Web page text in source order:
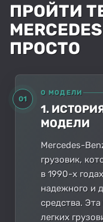
ПРОЙТИ
ПРОСТО
01
О МОДЕЛИ
1.
МОДЕЛИ
Mercedes-
грузовик,
в 1990-х
надежного и
средства.
легких